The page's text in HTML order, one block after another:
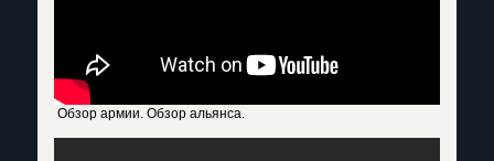
Обзор армии. Обзор альянса.